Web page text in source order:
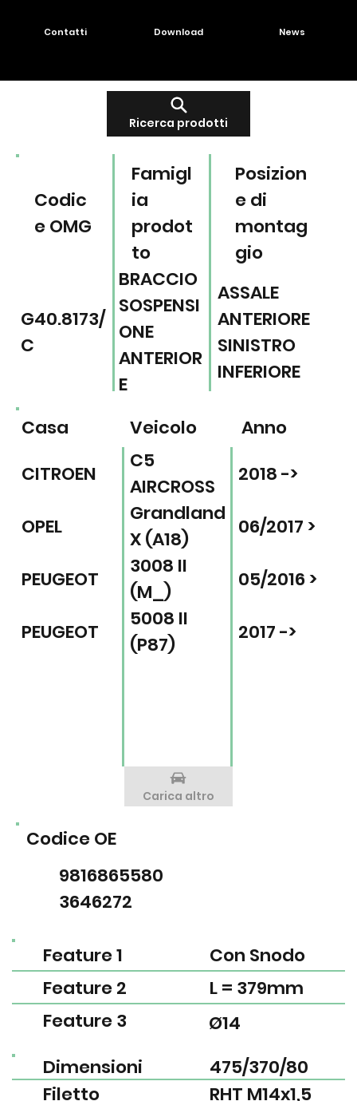
Ricerca prodotti
Contatti Download News
Filetto
Dimensioni
RHT M14x1,5
475/370/80
Feature 1
Feature 2
Feature 3
Con Snodo
L = 379mm
Ø14
Posizion
e di
montag
gio
Famigl
ia
prodot
to
Codic
e OMG
ASSALE
ANTERIORE
SINISTRO
INFERIORE
BRACCIO
SOSPENSI
ONE
ANTERIOR
E
G40.8173/
C
Codice OE
9816865580
3646272
Veicolo Anno
Casa
CITROEN
C5
AIRCROSS
2018 ->
OPEL
Grandland
X (A18)
06/2017 >
PEUGEOT
3008 II
(M_)
05/2016 >
PEUGEOT
5008 II
(P87)
2017 ->
Carica altro